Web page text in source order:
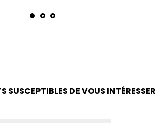
SUSCEPTIBLES DE VOUS INTÉRESSER